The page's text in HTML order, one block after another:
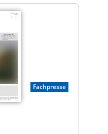
Fachpresse